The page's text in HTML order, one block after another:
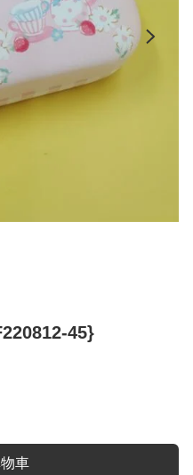
45}
車